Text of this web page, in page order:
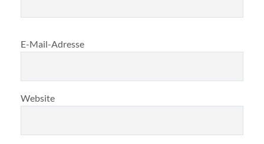
E-Mail-Adresse
Website